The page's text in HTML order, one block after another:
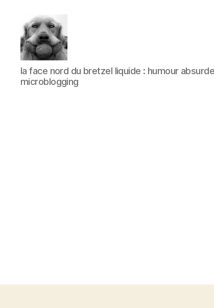
à
l'ombre
d'un
la face nord du bretzel liquide : humour
microblogging